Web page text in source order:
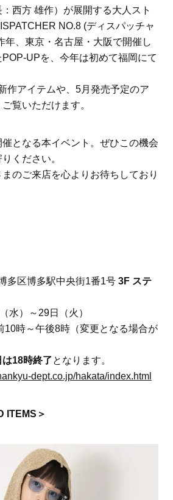
西方 雄作）が展開する大人スト
NO.8 (ディスパッチャ
年、東京・名古屋・大阪で開催し
UPを、今年は初めて福岡にて
作アイテムや、5月発売予定のア
覧いただけます。
となる本イベント。ぜひこの機会
ください。
のご来店を心よりお待ちしており
多区博多駅中央街1番1号 3F ステ
水）～29日（火）
10時～午後8時（変更となる場合が
18時終了となります。
dept.co.jp/hakata/index.html
ITEMS＞